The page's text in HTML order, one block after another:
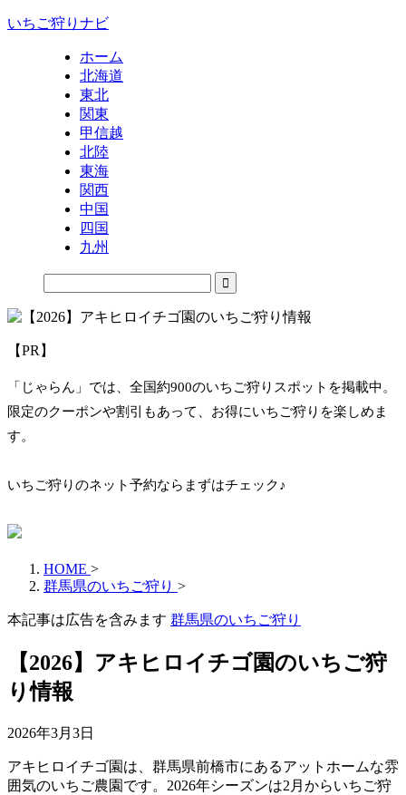
いちご狩りナビ
ホーム
北海道
東北
関東
甲信越
北陸
東海
関西
中国
四国
九州
【PR】
「じゃらん」では、全国約900のいちご狩りスポットを掲載中。
限定のクーポンや割引もあって、お得にいちご狩りを楽しめま
す。
いちご狩りのネット予約ならまずはチェック♪
HOME >
群馬県のいちご狩り >
本記事は広告を含みます 群馬県のいちご狩り
【2026】アキヒロイチゴ園のいちご狩
り情報
2026年3月3日
アキヒロイチゴ園は、群馬県前橋市にあるアットホームな雰
囲気のいちご農園です。2026年シーズンは2月からいちご狩